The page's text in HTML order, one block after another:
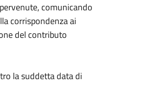
comunicando
corrispondenza ai
del contributo
la suddetta data di